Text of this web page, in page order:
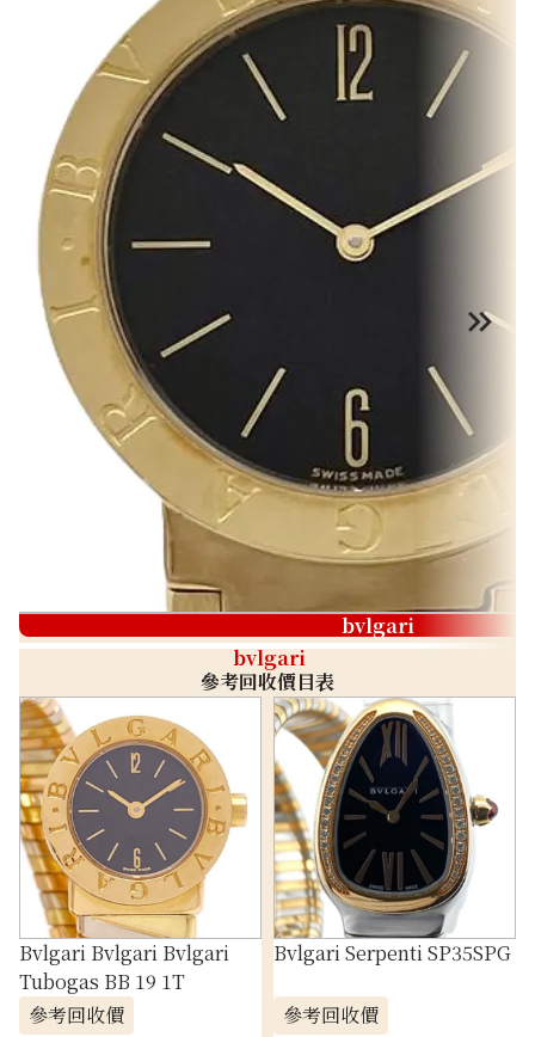
bvlgari
bvlgari
參考回收價目表
Bvlgari Bvlgari Bvlgari
Tubogas BB 19 1T
參考回收價
Bvlgari Serpenti SP35SPG
參考回收價